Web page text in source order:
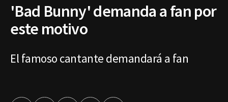
'Bad Bunny' demanda a fan por
este motivo
El famoso cantante demandará a fan